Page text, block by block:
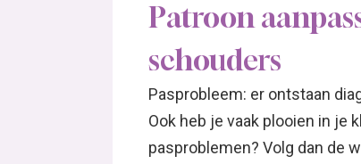
Patroon
schouders
Pasprobleem: er ontstaan
Ook heb je vaak plooien in je
pasproblemen? Volg dan de